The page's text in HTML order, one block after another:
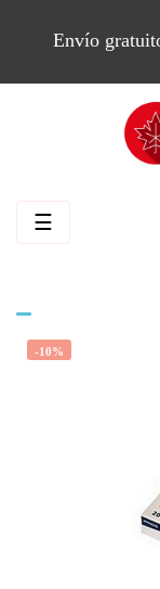
Envío
Navegación
☰
-10%